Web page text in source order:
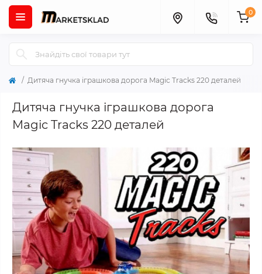
0
Дитяча гнучка іграшкова дорога Magic Tracks 220 деталей
Дитяча гнучка іграшкова дорога
Magic Tracks 220 деталей